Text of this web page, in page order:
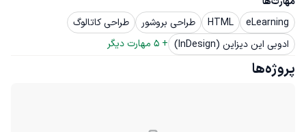
eLearning
HTML طراحی بروشور
طراحی کاتالوگ
ادوبی این دیزاین (InDesign)
+
5 مهارت دیگر
پروژه‌ها